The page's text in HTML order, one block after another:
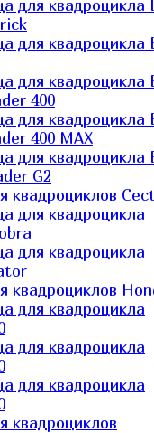
для квадроцикла
для квадроцикла
для квадроцикла
400
для квадроцикла
400 MAX
для квадроцикла
G2
квадроциклов
для квадроцикла
для квадроцикла
квадроциклов
для квадроцикла
для квадроцикла
для квадроцикла
квадроциклов